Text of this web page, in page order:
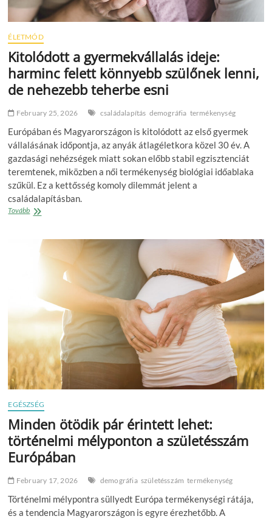
ÉLETMÓD
Kitolódott a gyermekvállalás ideje:
harminc felett könnyebb szülőnek lenni,
de nehezebb teherbe esni
February 25, 2026 családalapítás demográfia termékenység
Európában és Magyarországon is kitolódott az első gyermek
vállalásának időpontja, az anyák átlagéletkora közel 30 év. A
gazdasági nehézségek miatt sokan előbb stabil egzisztenciát
teremtenek, miközben a női termékenység biológiai időablaka
szűkül. Ez a kettősség komoly dilemmát jelent a
családalapításban.
TovábbKitolódott
ideje:
harminc
lenni,
esni
EGÉSZSÉG
Minden ötödik pár érintett lehet:
történelmi mélyponton a születésszám
Európában
February 17, 2026 demográfia születésszám termékenység
Történelmi mélypontra süllyedt Európa termékenységi rátája,
és a tendencia Magyarországon is egyre érezhetőbb. A